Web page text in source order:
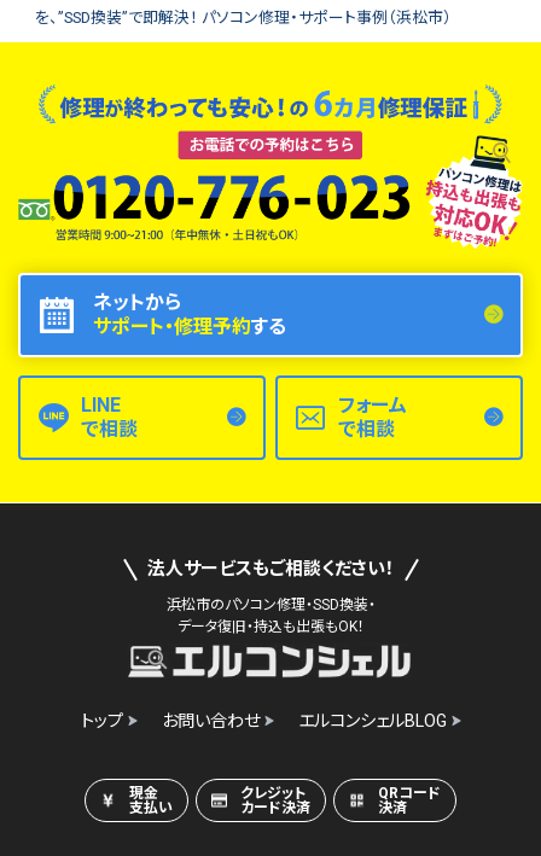
を、”SSD換装”で即解決！ パソコン修理・サポート事例（浜松市）
ネットから
サポート・修理予約する
LINE
で相談
フォーム
で相談
法人サービスもご相談ください！
浜松市のパソコン修理・SSD換装・
データ復旧・持込も出張もOK！
トップ お問い合わせ エルコンシェルBLOG
現金
支払い
クレジット
カード決済
QRコード
決済